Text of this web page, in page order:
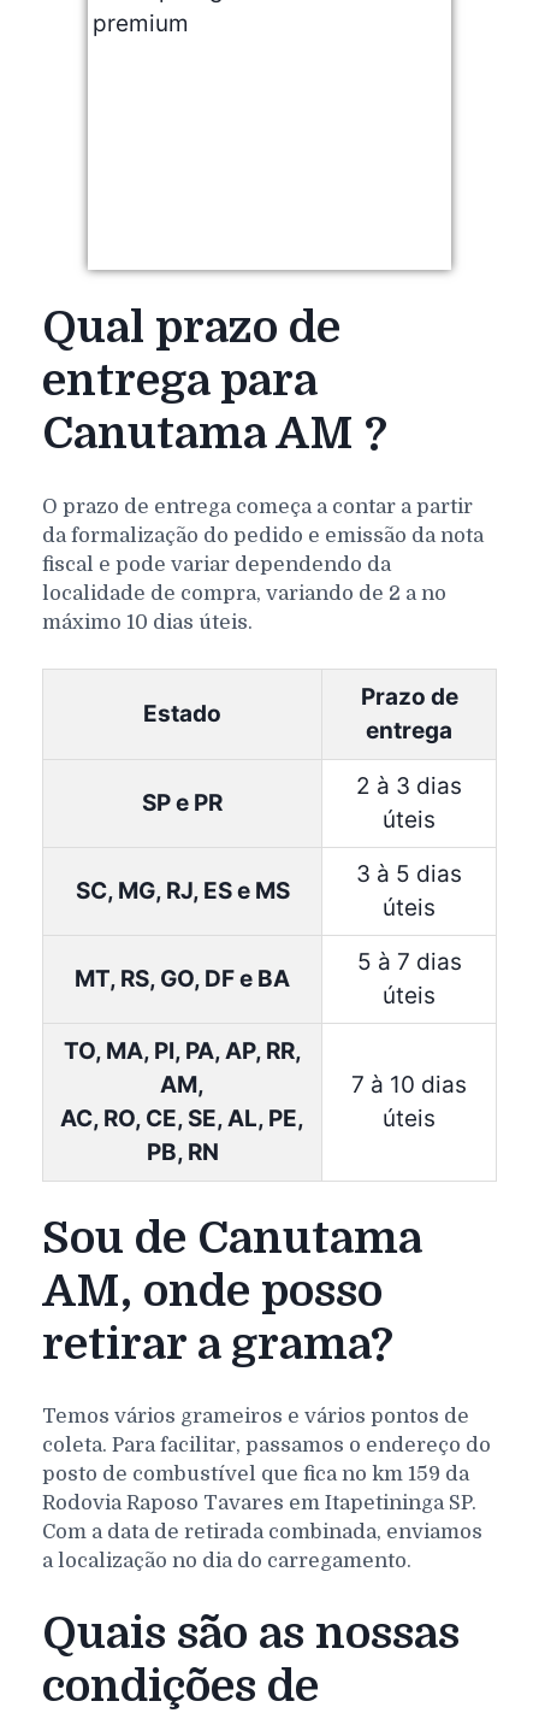
Qual prazo de
entrega para
Canutama AM ?
O prazo de entrega começa a contar a partir
da formalização do pedido e emissão da nota
fiscal e pode variar dependendo da
localidade de compra, variando de 2 a no
máximo 10 dias úteis.
Estado
Prazo de
entrega
SP e PR
2 à 3 dias
úteis
SC, MG, RJ, ES e MS
3 à 5 dias
úteis
MT, RS, GO, DF e BA
5 à 7 dias
úteis
TO, MA, PI, PA, AP, RR,
AM,
AC, RO, CE, SE, AL, PE,
PB, RN
7 à 10 dias
úteis
Sou de Canutama
AM, onde posso
retirar a grama?
Temos vários grameiros e vários pontos de
coleta. Para facilitar, passamos o endereço do
posto de combustível que fica no km 159 da
Rodovia Raposo Tavares em Itapetininga SP.
Com a data de retirada combinada, enviamos
a localização no dia do carregamento.
Quais são as nossas
condições de